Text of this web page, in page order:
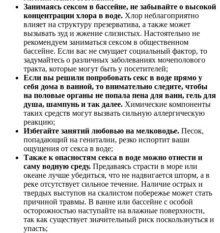
Занимаясь сексом в бассейне, не забывайте о высокой
концентрации хлора в воде. Хлор неблагоприятно
влияет на структуру презерватива, а также может
вызывать зуд и жжение слизистых. Настоятельно не
рекомендуем заниматься сексом в общественном
бассейне. Если вас не смущает социальный фактор, то
задумайтесь о различных заболеваниях мочеполового
тракта, которые могут быть у посетителей;
Если вы решили попробовать секс в воде прямо у
себя дома в ванной, то внимательно следите, чтобы
на половые органы не попала пена для ванн, гель для
душа, шампунь и так далее. Химические компоненты
таких средств могут вызвать сильную аллергическую
реакцию;
Избегайте занятий любовью на мелководье. Песок,
попадающий на гениталии, резко испортит ваши
ощущения от секса в воде;
Также к опасностям секса в воде можно отнести и
саму водную среду. Предаваясь страсти в море или
океане лучше убедиться, что не надвигается шторм, а в
реке отсутствует сильное течение. Наличие острых и
твердых выступов на скалистом побережье может стать
причиной травмы. В ванне или бассейне с особой
осторожностью наступайте на влажные поверхности,
так как существует значительный риск поскользнуться и
упасть;